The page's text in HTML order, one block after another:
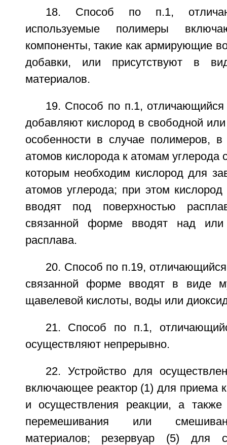
18. Способ по п.1,
используемые полимеры
компоненты, такие как армирующие
добавки, или присутствуют в
материалов.
19. Способ по п.1, отличающийся
добавляют кислород в свободной
особенности в случае полимеров,
атомов кислорода к атомам углерода
которым необходим кислород для
атомов углерода; при этом
вводят под поверхностью
связанной форме вводят над или
расплава.
20. Способ по п.19,
связанной форме вводят в виде
щавелевой кислоты, воды или
21. Способ по п.1,
осуществляют непрерывно.
22. Устройство для
включающее реактор (1) для приема
и осуществления реакции, а также
перемешивания или
материалов; резервуар (5) для